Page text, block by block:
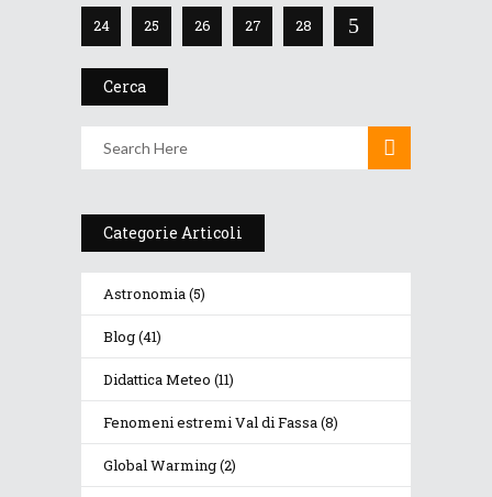
24 25 26 27 28
Cerca
Categorie Articoli
Astronomia(5)
Blog(41)
Didattica Meteo (11)
Fenomeni estremi Val di Fassa(8)
Global Warming(2)